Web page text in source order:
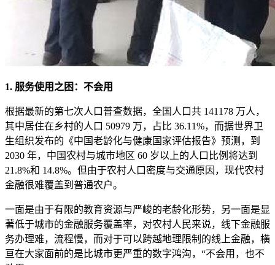
1. 服务使用之困：不会用
根据最新的第七次人口普查数据，全国人口共 141178 万人，
其中居住在乡村的人口 50979 万，占比 36.11%，而据世界卫
生组织发布的《中国老龄化与健康国家评估报告》预测，到
2030 年，中国农村与城市地区 60 岁以上的人口比例将达到
21.8%和 14.8%。但由于农村人口密度与交通原因，现代农村
金融很难覆盖到普通农户。
一面是由于有限的教育资源与严峻的老龄化形势，另一面是显
著低于城市的金融服务覆盖率，对农村人民来说，线下金融服
务办理难，流程慢，而对于可以跨越地理限制的线上金融，横
亘在大家面前的是比城市更严重的数字鸿沟，“不会用，也不